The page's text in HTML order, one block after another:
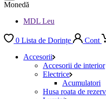
Monedă
MDL Leu
0 Lista de Dorințe Cont
Accesorii
Accesorii de interior
Electrice
Acumulatori
Husa roata de